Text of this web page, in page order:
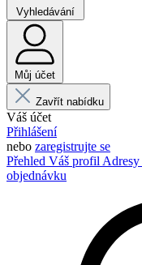
Vyhledávání
Můj účet
Zavřít nabídku
Váš účet
Přihlášení
nebo zaregistrujte se
Přehled Váš profil Adresy
objednávku